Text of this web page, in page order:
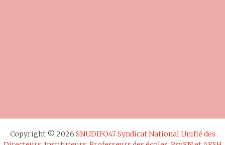
Copyright © 2026 SNUDIFO47 Syndicat National Unifié des